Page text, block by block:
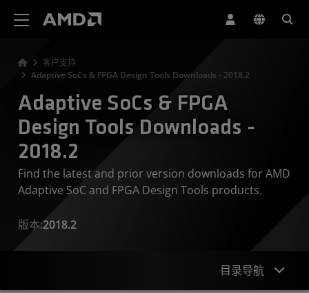
客户支持
Adaptive SoCs & FPGA Design Tools Downloads - 2018.2
Adaptive SoCs & FPGA
Design Tools Downloads -
2018.2
Find the latest and prior version downloads for AMD
Adaptive SoC and FPGA Design Tools products.
版本:2018.2
目录导航